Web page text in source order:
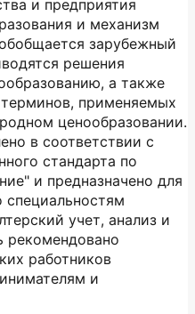
и предприятия
и механизм
зарубежный
решения
а также
применяемых
ценообразовании.
в соответствии с
стандарта по
и предназначено для
специальностям
учет, анализ и
рекомендовано
работников
и